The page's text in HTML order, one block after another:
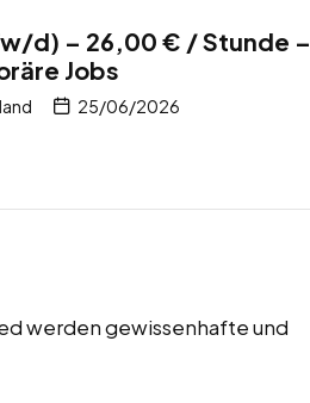
d) – 26,00 € / Stunde –
Jobs
25/06/2026
werden gewissenhafte und